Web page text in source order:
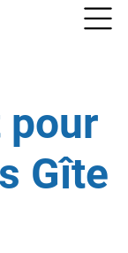
pour
Gîte